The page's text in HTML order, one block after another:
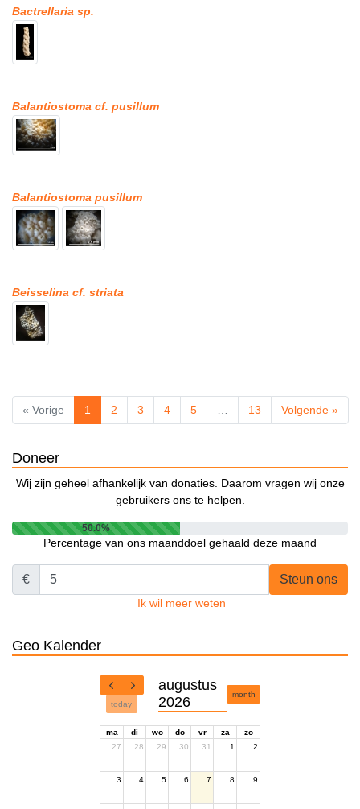
Bactrellaria sp.
Balantiostoma cf. pusillum
Balantiostoma pusillum
Beisselina cf. striata
« Vorige 1 2 3 4 5 … 13 Volgende »
Doneer
Wij zijn geheel afhankelijk van donaties. Daarom vragen wij onze
gebruikers ons te helpen.
50.0%
Percentage van ons maanddoel gehaald deze maand
€ Steun ons
Ik wil meer weten
Geo Kalender
today
augustus
2026
month
ma di wo do vr za
zo
27
28 29 30 31 1 2
3 4 5 6 7 8 9